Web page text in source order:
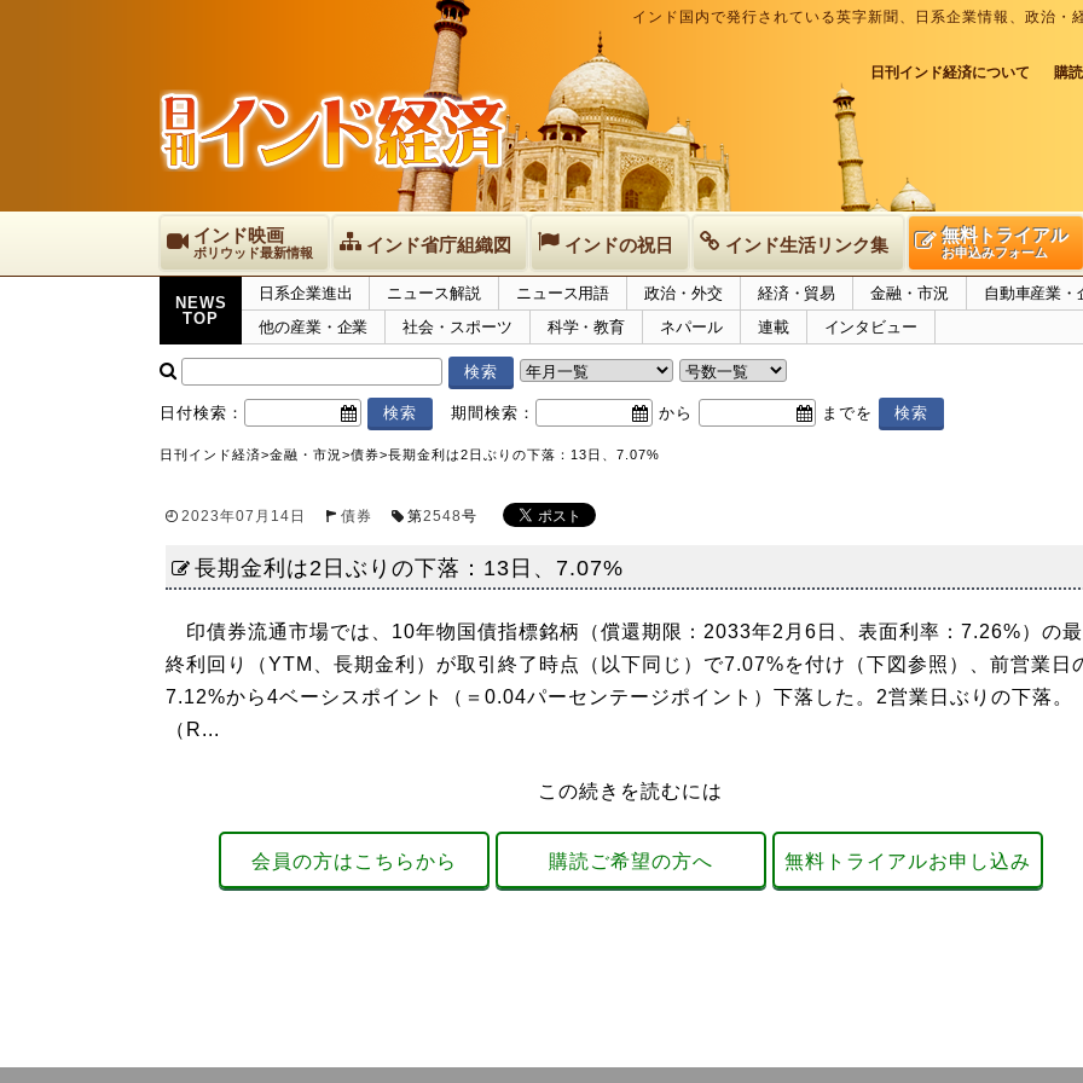
インド国内で発行されている英字新聞、日系企業情報、政治
日刊インド経済について 購
インド映画
ボリウッド最新情報 インド省庁組織図 インドの祝日 インド生活リンク集 無料トライアル
お申込みフォーム
NEWS
TOP
日系企業進出 ニュース解説 ニュース用語 政治・外交 経済・貿易 金融・市況
自動車産業・
他の産業・企業
社会・スポーツ 科学・教育 ネパール 連載 インタビュー
日付検索： 期間検索： から までを
日刊インド経済>金融・市況 >債券>長期金利は2日ぶりの下落：13日、7.07%
2023年07月14日 債券 第2548号
長期金利は2日ぶりの下落：13日、7.07%
印債券流通市場では、10年物国債指標銘柄（償還期限：2033年2月6日、表面利率：7.26%）の最
終利回り（YTM、長期金利）が取引終了時点（以下同じ）で7.07%を付け（下図参照）、前営業日
7.12%から4ベーシスポイント（＝0.04パーセンテージポイント）下落した。2営業日ぶりの下落。
（R...
この続きを読むには
会員の方はこちらから 購読ご希望の方へ 無料トライアルお申し込み